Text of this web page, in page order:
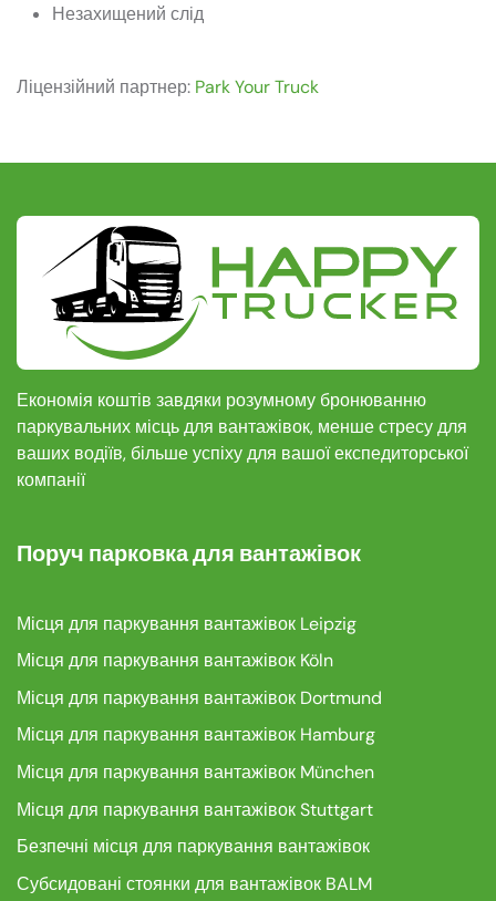
Незахищений слід
Ліцензійний партнер: Park Your Truck
Економія коштів завдяки розумному бронюванню
паркувальних місць для вантажівок, менше стресу для
ваших водіїв, більше успіху для вашої експедиторської
компанії
Поруч парковка для вантажівок
Місця для паркування вантажівок Leipzig
Місця для паркування вантажівок Köln
Місця для паркування вантажівок Dortmund
Місця для паркування вантажівок Hamburg
Місця для паркування вантажівок München
Місця для паркування вантажівок Stuttgart
Безпечні місця для паркування вантажівок
Субсидовані стоянки для вантажівок BALM